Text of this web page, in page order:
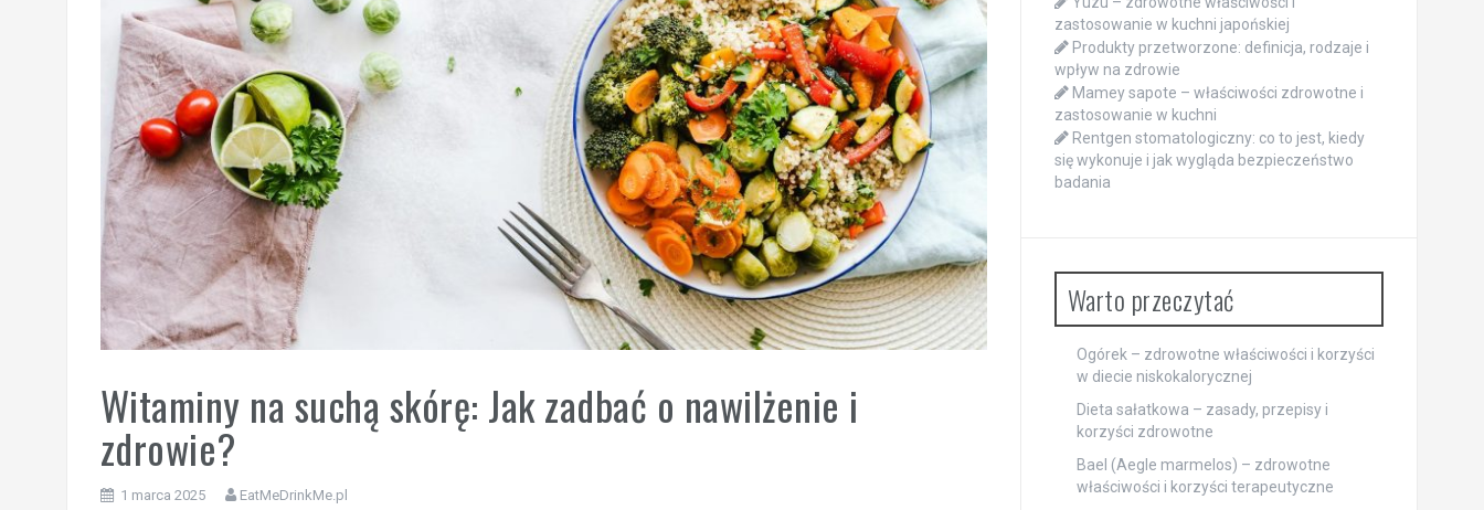
Witaminy na suchą skórę: Jak zadbać o nawilżenie i
zdrowie?
1 marca 2025 EatMeDrinkMe.pl
zastosowanie w kuchni japońskiej
Produkty przetworzone: definicja, rodzaje i
wpływ na zdrowie
Mamey sapote – właściwości zdrowotne i
zastosowanie w kuchni
Rentgen stomatologiczny: co to jest, kiedy
się wykonuje i jak wygląda bezpieczeństwo
badania
Warto przeczytać
Ogórek – zdrowotne właściwości i korzyści
w diecie niskokalorycznej
Dieta sałatkowa – zasady, przepisy i
korzyści zdrowotne
Bael (Aegle marmelos) – zdrowotne
właściwości i korzyści terapeutyczne